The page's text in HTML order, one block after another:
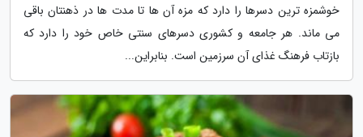
خوشمزه ترین دسرها را دارد که مزه آن ها تا مدت ها در ذهنتان باقی
می ماند. هر جامعه و کشوری دسرهای سنتی خاص خود را دارد که
بازتاب فرهنگ غذای آن سرزمین است. بنابراین...